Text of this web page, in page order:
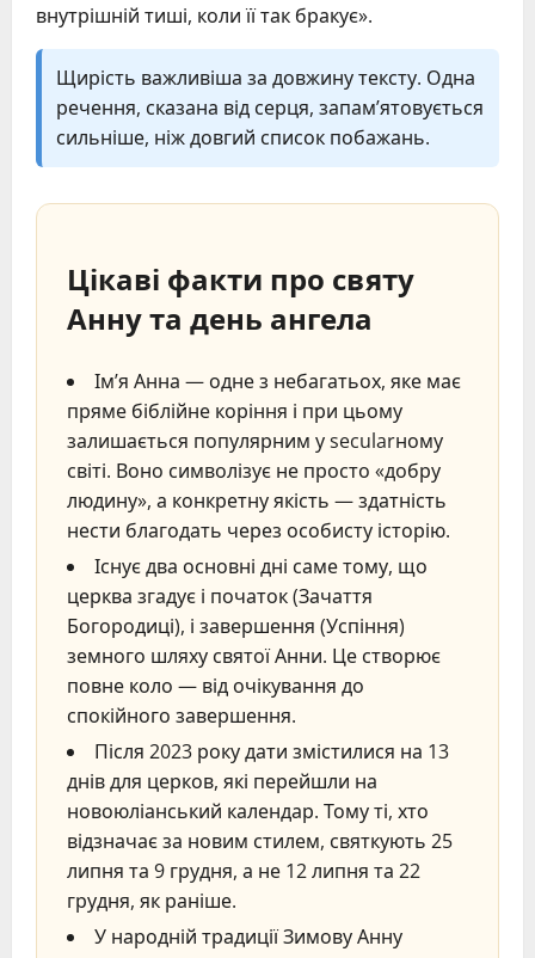
внутрішній тиші, коли її так бракує».
Щирість важливіша за довжину тексту. Одна
речення, сказана від серця, запам’ятовується
сильніше, ніж довгий список побажань.
Цікаві факти про святу
Анну та день ангела
Ім’я Анна — одне з небагатьох, яке має
пряме біблійне коріння і при цьому
залишається популярним у secularному
світі. Воно символізує не просто «добру
людину», а конкретну якість — здатність
нести благодать через особисту історію.
Існує два основні дні саме тому, що
церква згадує і початок (Зачаття
Богородиці), і завершення (Успіння)
земного шляху святої Анни. Це створює
повне коло — від очікування до
спокійного завершення.
Після 2023 року дати змістилися на 13
днів для церков, які перейшли на
новоюліанський календар. Тому ті, хто
відзначає за новим стилем, святкують 25
липня та 9 грудня, а не 12 липня та 22
грудня, як раніше.
У народній традиції Зимову Анну